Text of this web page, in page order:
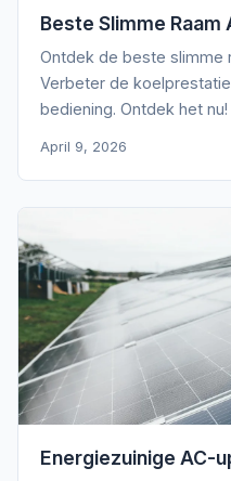
Beste Slimme
Ontdek de beste slimme
Verbeter de
bediening. Ontdek het nu!
April 9, 2026
Energiezuinige AC-